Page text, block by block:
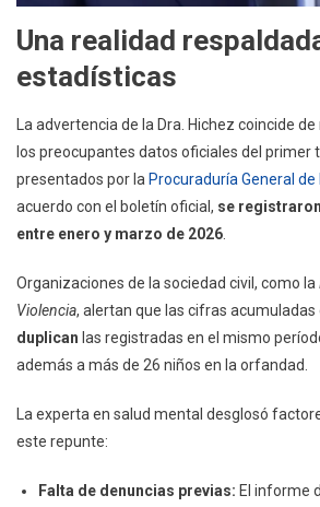
Una realidad
estadísticas
La advertencia de la Dra. Hichez coincide
los preocupantes datos oficiales del primer
presentados por la Procuraduría General de
acuerdo con el boletín oficial, se
entre enero y marzo de 2026
Organizaciones de la sociedad civil, como la
Violencia, alertan que las cifras acumuladas
duplican las registradas en el mismo
además a más de 26 niños en la orfandad.
La experta en salud mental desglosó
este repunte:
Falta de denuncias previas: El informe